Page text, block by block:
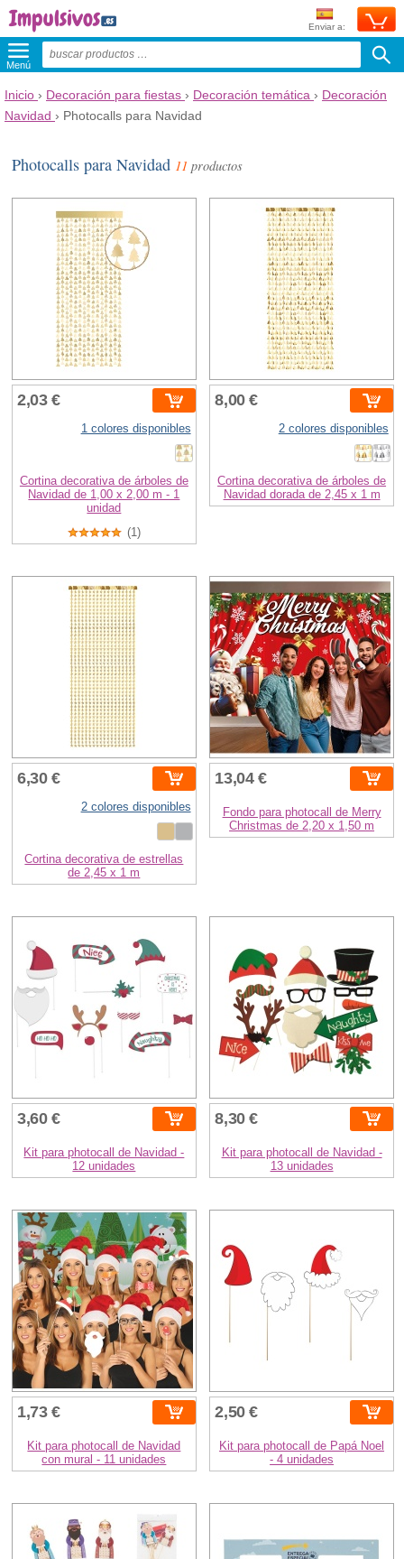
Enviar a:
Menú
Inicio › Decoración para fiestas › Decoración temática › Decoración
Navidad › Photocalls para Navidad
Photocalls para Navidad 11 productos
2,03 €
1 colores disponibles
Cortina decorativa de árboles de
Navidad de 1,00 x 2,00 m - 1
unidad
(1)
8,00 €
2 colores disponibles
Cortina decorativa de árboles de
Navidad dorada de 2,45 x 1 m
6,30 €
2 colores disponibles
Cortina decorativa de estrellas
de 2,45 x 1 m
13,04 €
Fondo para photocall de Merry
Christmas de 2,20 x 1,50 m
3,60 €
Kit para photocall de Navidad -
12 unidades
8,30 €
Kit para photocall de Navidad -
13 unidades
1,73 €
Kit para photocall de Navidad
con mural - 11 unidades
2,50 €
Kit para photocall de Papá Noel
- 4 unidades